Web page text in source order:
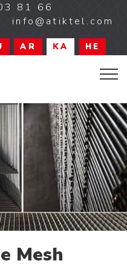
81 66
info@atiktel.com
AR KA HE
Mesh